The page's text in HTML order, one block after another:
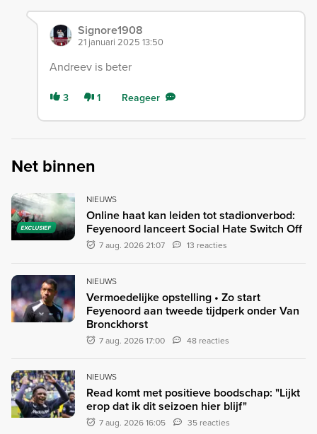
Signore1908
21 januari 2025 13:50
Andreev is beter
3 1 Reageer
Net binnen
EXCLUSIEF
NIEUWS
Online haat kan leiden tot stadionverbod:
Feyenoord lanceert Social Hate Switch Off
7 aug. 2026 21:07 13 reacties
NIEUWS
Vermoedelijke opstelling • Zo start
Feyenoord aan tweede tijdperk onder Van
Bronckhorst
7 aug. 2026 17:00 48 reacties
NIEUWS
Read komt met positieve boodschap: "Lijkt
erop dat ik dit seizoen hier blijf"
7 aug. 2026 16:05 35 reacties